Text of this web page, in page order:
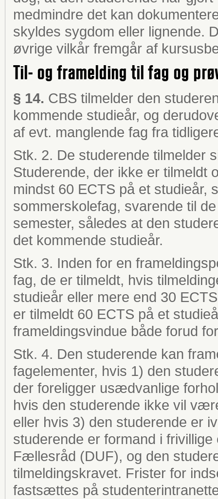
medmindre det kan
skyldes sygdom eller lignende.
øvrige vilkår fremgår af
Til- og framelding til fag og
§ 14. CBS tilmelder den
kommende studieår, og
af evt. manglende fag fra
Stk. 2. De studerende tilmelder
Studerende, der ikke er tilmeldt
mindst 60 ECTS på et studieår,
sommerskolefag, svarende til
semester, således at den
det kommende studieår.
Stk. 3. Inden for en
fag, de er tilmeldt, hvis
studieår eller mere end 30
er tilmeldt 60 ECTS på et
frameldingsvindue både forud
Stk. 4. Den studerende kan
fagelementer, hvis 1) den
der foreligger usædvanlige
hvis den studerende ikke vil
eller hvis 3) den studerende er
studerende er formand i
Fællesråd (DUF), og den
tilmeldingskravet. Frister for
fastsættes på